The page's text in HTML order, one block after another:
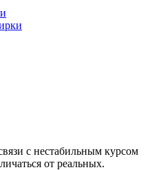
с нестабильным курсом
от реальных.